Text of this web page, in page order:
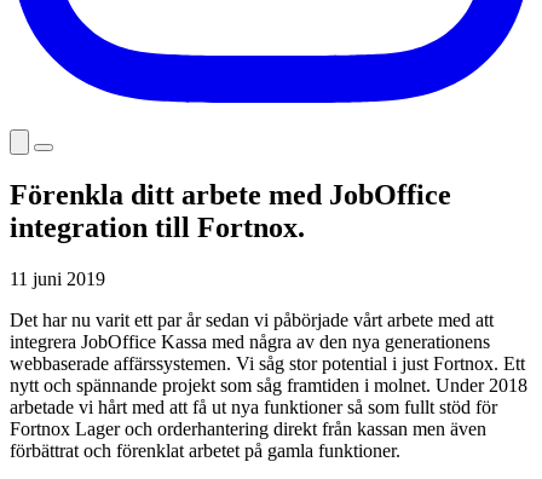
Förenkla ditt arbete med JobOffice
integration till Fortnox.
11 juni 2019
Det har nu varit ett par år sedan vi påbörjade vårt arbete med att
integrera JobOffice Kassa med några av den nya generationens
webbaserade affärssystemen. Vi såg stor potential i just Fortnox. Ett
nytt och spännande projekt som såg framtiden i molnet. Under 2018
arbetade vi hårt med att få ut nya funktioner så som fullt stöd för
Fortnox Lager och orderhantering direkt från kassan men även
förbättrat och förenklat arbetet på gamla funktioner.